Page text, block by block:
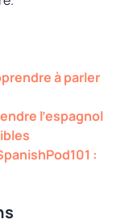
à parler
l’espagnol
: